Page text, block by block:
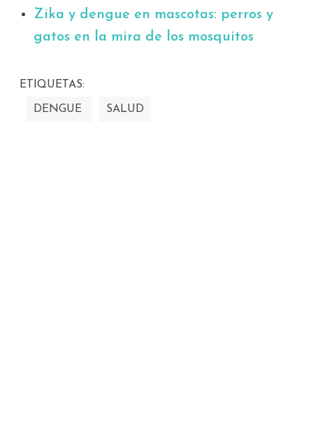
Zika y dengue en mascotas: perros y
gatos en la mira de los mosquitos
ETIQUETAS:
DENGUE SALUD